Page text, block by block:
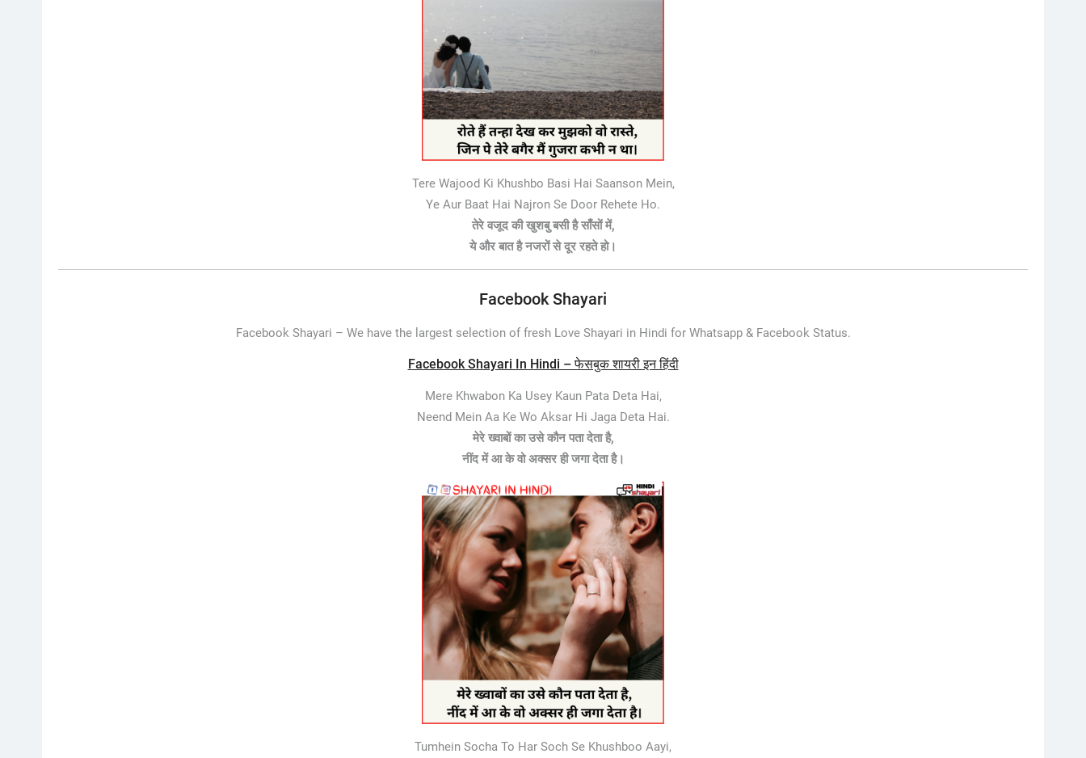
Tere Wajood Ki Khushbo Basi Hai Saanson Mein,
Ye Aur Baat Hai Najron Se Door Rehete Ho.
तेरे वजूद की खुशबु बसी है साँसों में,
ये और बात है नजरों से दूर रहते हो।
Facebook Shayari
Facebook Shayari – We have the largest selection of fresh Love Shayari in Hindi for Whatsapp & Facebook Status.
Facebook Shayari In Hindi – फेसबुक शायरी इन हिंदी
Mere Khwabon Ka Usey Kaun Pata Deta Hai,
Neend Mein Aa Ke Wo Aksar Hi Jaga Deta Hai.
मेरे ख्वाबों का उसे कौन पता देता है,
नींद में आ के वो अक्सर ही जगा देता है।
Tumhein Socha To Har Soch Se Khushboo Aayi,